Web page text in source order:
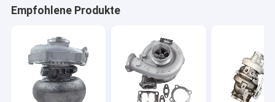
Empfohlene Produkte